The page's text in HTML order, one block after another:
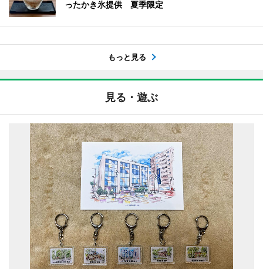
ったかき氷提供 夏季限定
もっと見る
見る・遊ぶ